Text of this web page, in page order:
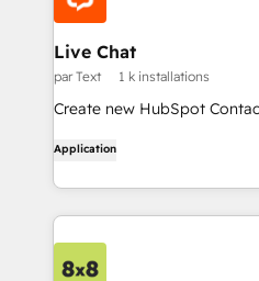
Live Chat
par Text 1 k installations
Create new HubSpot
Application